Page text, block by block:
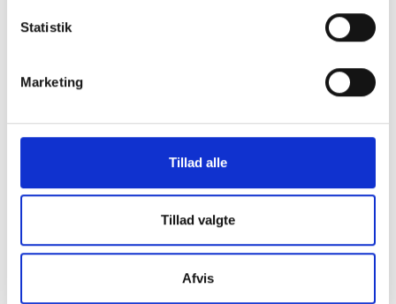
Statistik
Marketing
Tillad alle
Tillad valgte
Afvis
KONTAKT OS
idan@idan.dk